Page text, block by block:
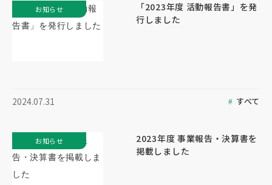
「2023年度 活動報告書」を発
行しました
2024.07.31 すべて
お知らせ
2023年度 事業報告・決算書を
掲載しました
お知らせ